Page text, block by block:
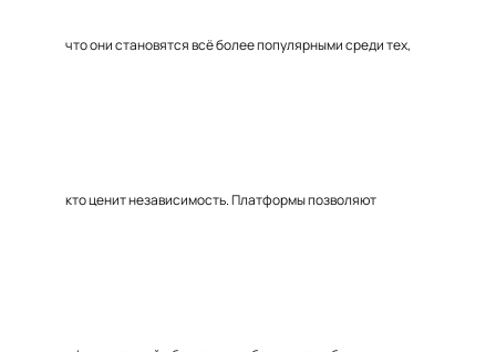
что они становятся всё более популярными среди тех,
кто ценит независимость. Платформы позволяют